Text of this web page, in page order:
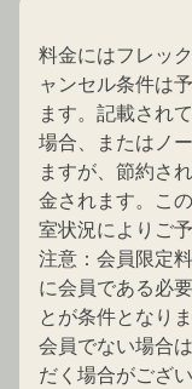
料金にはフレッ
ャンセル条件は
ます。記載され
場合、またはノ
ますが、節約さ
金されます。こ
室状況によりご
注意：会員限定
に会員である必
とが条件となり
会員でない場合
だく場合がござい